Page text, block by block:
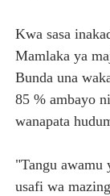
Kwa sasa
Mamlaka ya
Bunda una
85 % ambayo
wanapata
"Tangu awamu
usafi wa